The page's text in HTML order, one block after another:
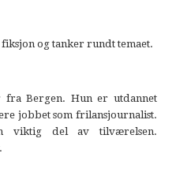
og tanker rundt temaet.
fra Bergen. Hun er utdannet
jobbet som frilansjournalist.
viktig del av tilværelsen.